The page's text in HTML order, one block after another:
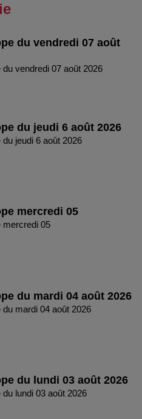
du vendredi 07 août
du vendredi 07 août 2026
du jeudi 6 août 2026
jeudi 6 août 2026
mercredi 05
mercredi 05
du mardi 04 août 2026
du mardi 04 août 2026
du lundi 03 août 2026
lundi 03 août 2026